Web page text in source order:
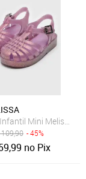
Mini Melissa
109,90 - 45%
no Pix